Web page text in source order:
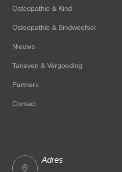
Osteopathie & Kind
Osteopathie & Bindweefsel
Nieuws
Tarieven & Vergoeding
Partners
Contact
Adres